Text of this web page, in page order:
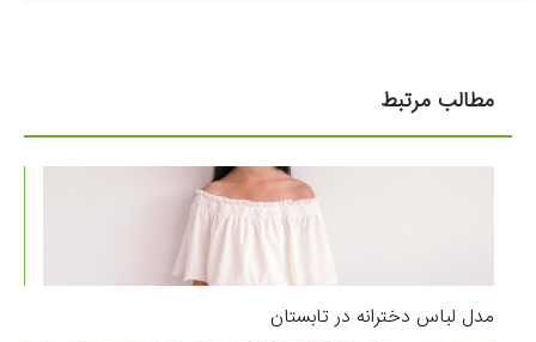
مطالب مرتبط
مدل لباس دخترانه در تابستان